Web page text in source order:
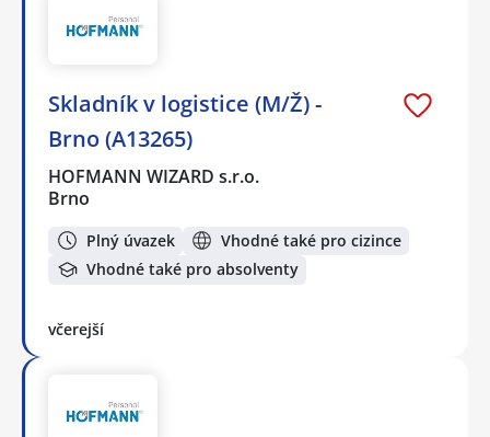
Skladník v logistice (M/Ž) -
Brno (A13265)
HOFMANN WIZARD s.r.o.
Brno
Plný úvazek
Vhodné také pro cizince
Vhodné také pro absolventy
včerejší